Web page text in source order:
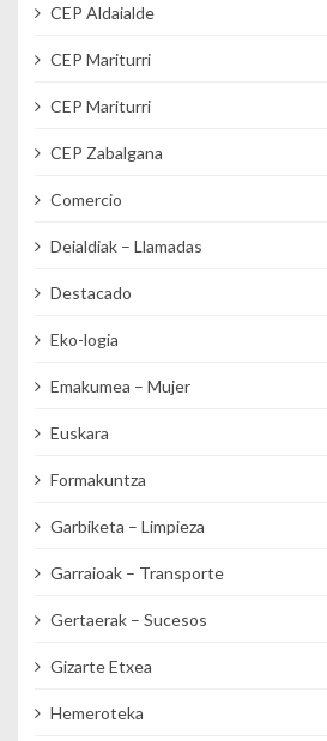
CEP Aldaialde
CEP Mariturri
CEP Mariturri
CEP Zabalgana
Comercio
Deialdiak – Llamadas
Destacado
Eko-logia
Emakumea – Mujer
Euskara
Formakuntza
Garbiketa – Limpieza
Garraioak – Transporte
Gertaerak – Sucesos
Gizarte Etxea
Hemeroteka